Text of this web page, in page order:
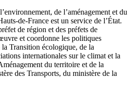
de l’aménagement et du
de-France est un service de l’État.
de région et des préfets de
et coordonne les politiques
Transition écologique, de la
internationales sur le climat et la
du territoire et de la
des Transports, du ministère de la